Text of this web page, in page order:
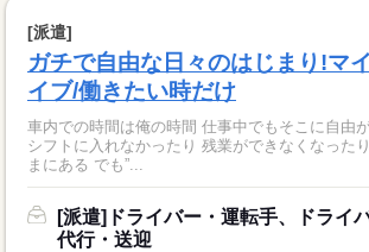
[派遣]
ガチで自由な日々のはじまり!マ
イブ/働きたい時だけ
車内での時間は俺の時間 仕事中でもそこに自由
シフトに入れなかったり 残業ができなくなった
まにある でも”...
[派遣]ドライバー・運転手、ドライ
代行・送迎